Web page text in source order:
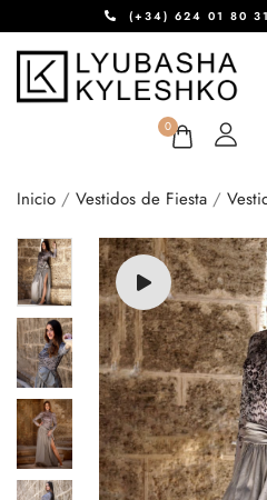
(+34) 624 01 80 31
0
Inicio / Vestidos de Fiesta /